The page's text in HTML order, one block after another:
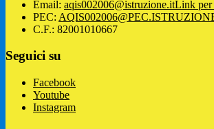
Email: aqis002006@istruzione.itLink per
PEC:
C.F.: 82001010667
Seguici su
Facebook
Youtube
Instagram